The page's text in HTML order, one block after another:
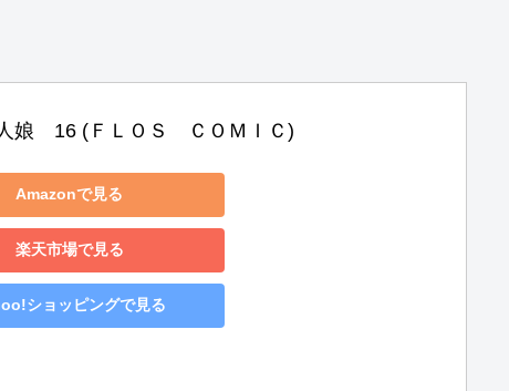
娘　16 (ＦＬＯＳ　ＣＯＭＩＣ)
Amazonで見る
楽天市場で見る
ショッピングで見る